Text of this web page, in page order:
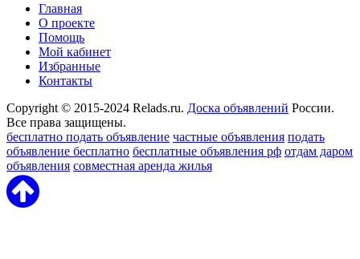
Главная
О проекте
Помощь
Мой кабинет
Избранные
Контакты
Copyright © 2015-2024 Relads.ru. Доска объявлений России.
Все права защищены.
бесплатно подать объявление частные объявления подать
объявление бесплатно бесплатные объявления рф отдам даром
объявления совместная аренда жилья